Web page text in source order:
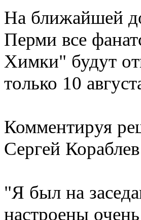
На ближайшей
Перми все
Химки" будут
только 10
Комментируя
Сергей
"Я был на
настроены